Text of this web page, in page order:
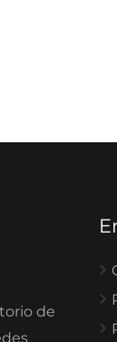
de